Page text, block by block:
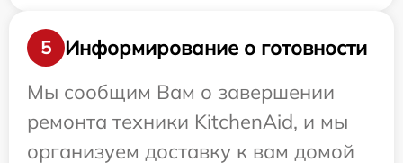
5
Информирование о готовности
Мы сообщим Вам о завершении
ремонта техники KitchenAid, и мы
организуем доставку к вам домой